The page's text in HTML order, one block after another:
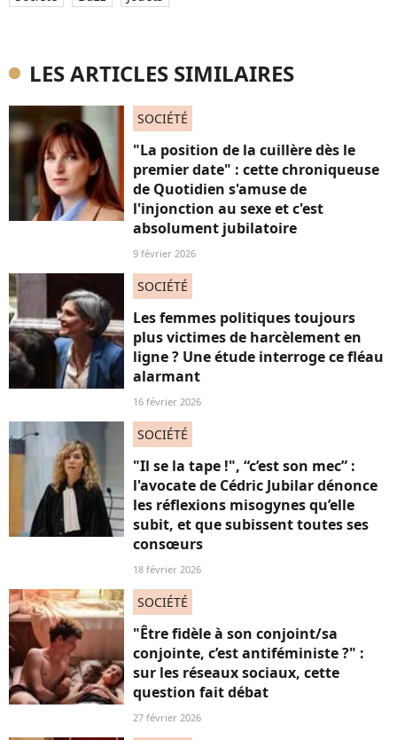
LES ARTICLES SIMILAIRES
SOCIÉTÉ
"La position de la cuillère dès le
premier date" : cette chroniqueuse
de Quotidien s'amuse de
l'injonction au sexe et c'est
absolument jubilatoire
9 février 2026
SOCIÉTÉ
Les femmes politiques toujours
plus victimes de harcèlement en
ligne ? Une étude interroge ce fléau
alarmant
16 février 2026
SOCIÉTÉ
"Il se la tape !", “c’est son mec” :
l'avocate de Cédric Jubilar dénonce
les réflexions misogynes qu’elle
subit, et que subissent toutes ses
consœurs
18 février 2026
SOCIÉTÉ
"Être fidèle à son conjoint/sa
conjointe, c’est antiféministe ?" :
sur les réseaux sociaux, cette
question fait débat
27 février 2026